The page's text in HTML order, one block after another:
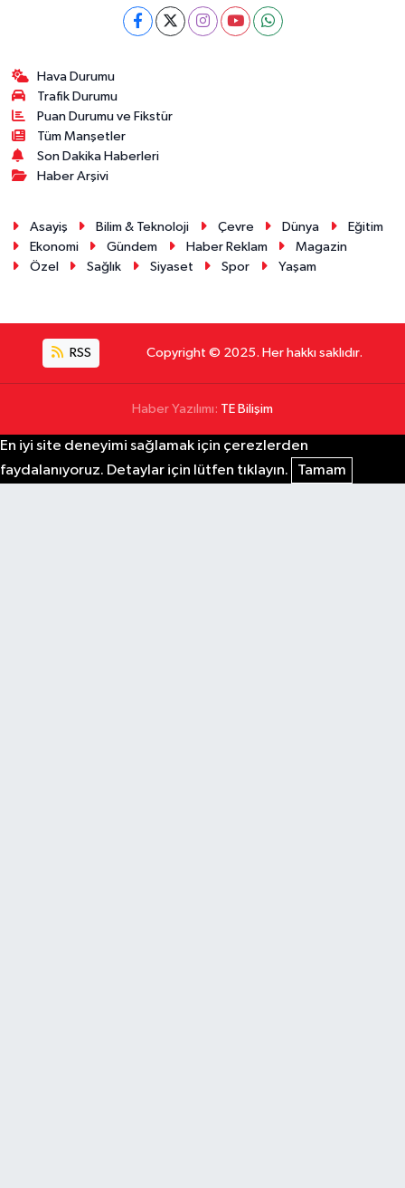
Hava Durumu
Trafik Durumu
Puan Durumu ve Fikstür
Tüm Manşetler
Son Dakika Haberleri
Haber Arşivi
Asayiş Bilim & Teknoloji Çevre Dünya
Eğitim
Ekonomi
Gündem Haber Reklam
Magazin
Özel
Sağlık Siyaset Spor Yaşam
RSS Copyright © 2025. Her hakkı saklıdır.
Haber Yazılımı: TE Bilişim
En iyi site deneyimi sağlamak için çerezlerden
faydalanıyoruz. Detaylar için lütfen tıklayın.
Tamam